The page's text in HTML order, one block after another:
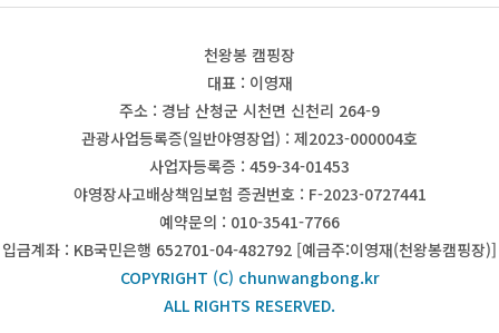
천왕봉 캠핑장
대표 : 이영재
주소 : 경남 산청군 시천면 신천리 264-9
관광사업등록증(일반야영장업) : 제2023-000004호
사업자등록증 : 459-34-01453
야영장사고배상책임보험 증권번호 : F-2023-0727441
예약문의 : 010-3541-7766
입금계좌 : KB국민은행 652701-04-482792 [예금주:이영재(천왕봉캠핑장)]
COPYRIGHT (C) chunwangbong.kr
ALL RIGHTS RESERVED.